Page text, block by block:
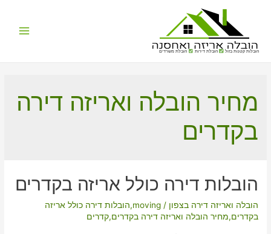
הובלות קטנות בזול הובלת דירות הובלת משרדים
מחיר הובלה ואריזה דירה
בקדרים
הובלות דירה כולל אריזה בקדרים
הובלה ואריזה דירה בצפון /
moving
,הובלות דירה כולל אריזה
בקדרים,מחיר הובלה ואריזה דירה בקדרים,קדרים